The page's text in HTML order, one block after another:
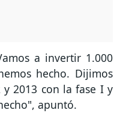
a invertir 1.000
hecho. Dijimos
2013 con la fase I y
apuntó.